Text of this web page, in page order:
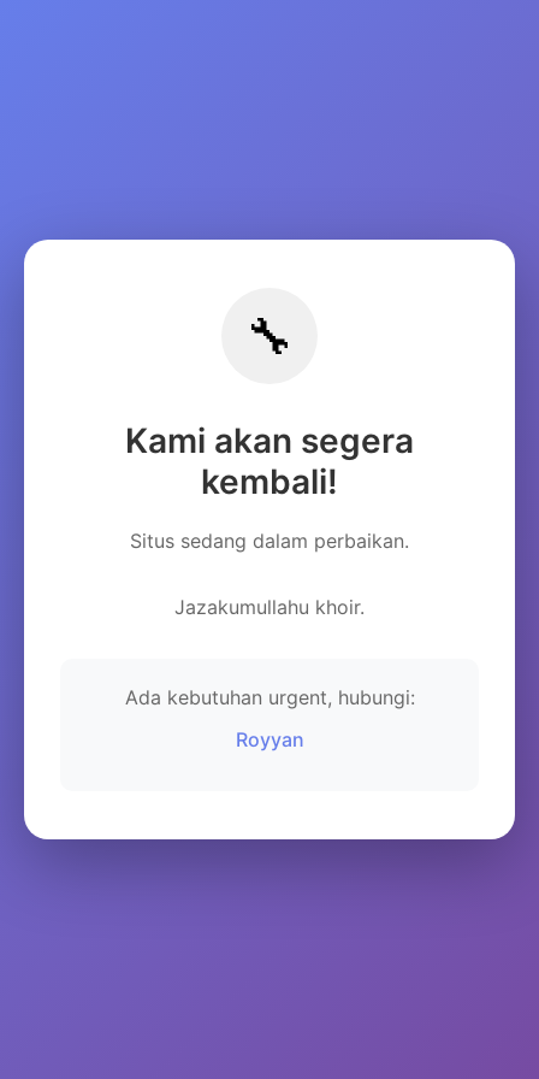
🔧
Kami akan segera
kembali!
Situs sedang dalam perbaikan.
Jazakumullahu khoir.
Ada kebutuhan urgent, hubungi:
Royyan